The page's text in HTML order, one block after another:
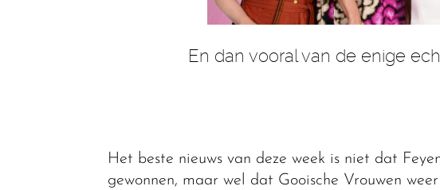
En dan vooral van de enige
Het beste nieuws van deze week is niet dat
gewonnen, maar wel dat Gooische Vrouwen